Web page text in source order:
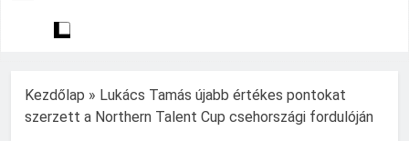
Kezdőlap » Lukács Tamás újabb értékes pontokat
szerzett a Northern Talent Cup csehországi fordulóján